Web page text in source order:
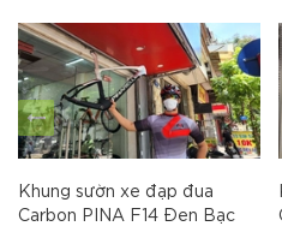
Khung sườn xe đạp đua
Carbon PINA F14 Đen Bạc